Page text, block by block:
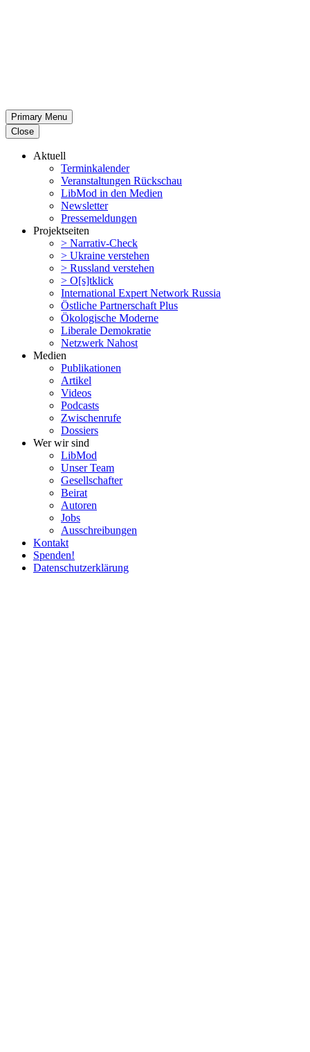
Primary Menu
Close
Aktuell
Termin­ka­lender
Veran­stal­tungen Rückschau
LibMod in den Medien
Newsletter
Presse­mel­dungen
Projekt­seiten
> Narrativ-Check
> Ukraine verstehen
> Russland verstehen
> O[s]tklick
Inter­na­tional Expert Network Russia
Östliche Partner­schaft Plus
Ökolo­gische Moderne
Liberale Demokratie
Netzwerk Nahost
Medien
Publi­ka­tionen
Artikel
Videos
Podcasts
Zwischenrufe
Dossiers
Wer wir sind
LibMod
Unser Team
Gesell­schafter
Beirat
Autoren
Jobs
Ausschrei­bungen
Kontakt
Spenden!
Daten­schutz­er­klärung